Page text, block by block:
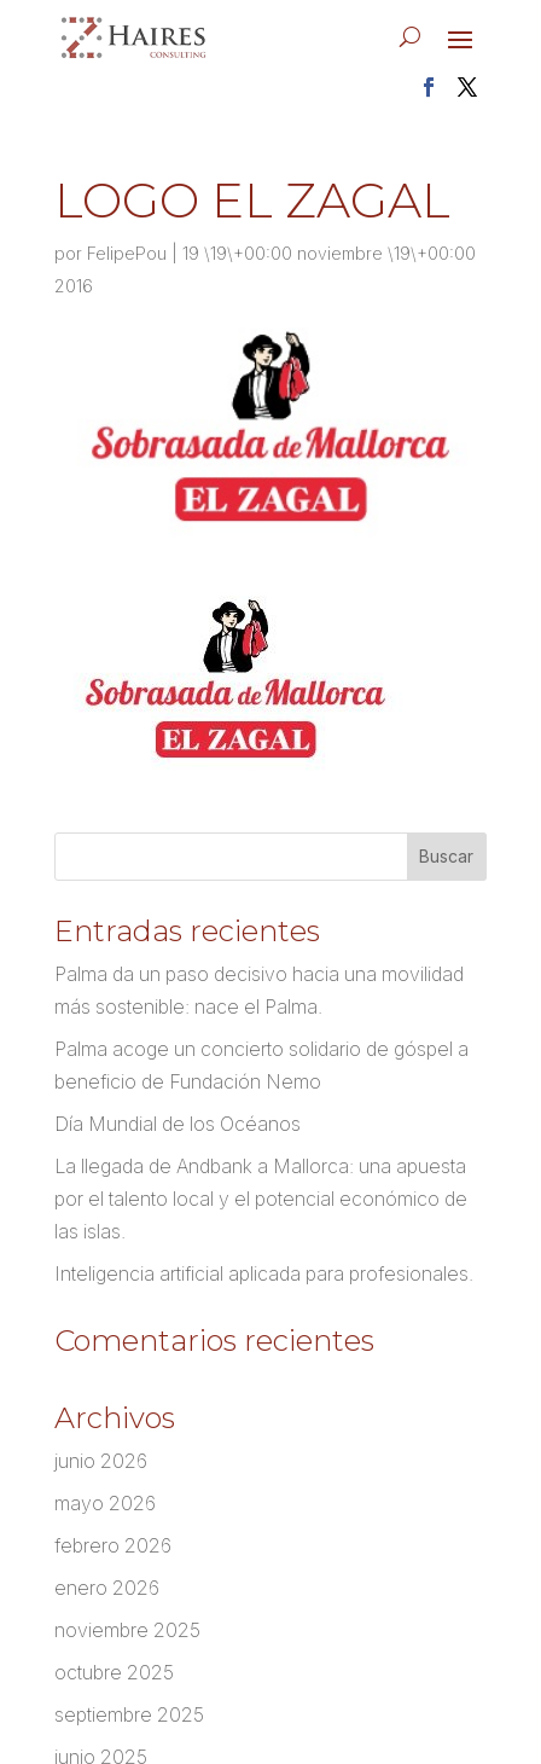
LOGO EL ZAGAL
por FelipePou
19 \19\+00:00 noviembre \19\+00:00
2016
Entradas recientes
Palma da un paso decisivo hacia una movilidad
más sostenible: nace el Palma.
Palma acoge un concierto solidario de góspel a
beneficio de Fundación Nemo
Día Mundial de los Océanos
La llegada de Andbank a Mallorca: una apuesta
por el talento local y el potencial económico de
las islas.
Inteligencia artificial aplicada para profesionales.
Comentarios recientes
Archivos
junio 2026
mayo 2026
febrero 2026
enero 2026
noviembre 2025
octubre 2025
septiembre 2025
junio 2025